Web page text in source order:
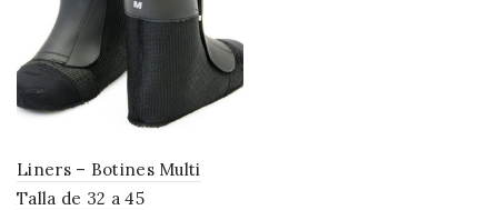
Liners – Botines Multi
Talla de 32 a 45